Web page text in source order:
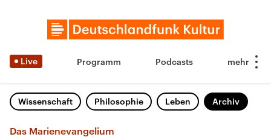
Live Programm Podcasts
Wissenschaft Philosophie Leben Archiv
Das Marienevangelium